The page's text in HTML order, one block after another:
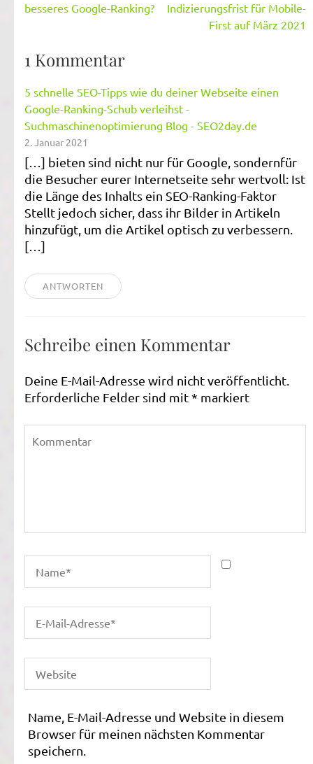
besseres Google-Ranking?
Indizierungsfrist für Mobile-
First auf März 2021
1 Kommentar
5 schnelle SEO-Tipps wie du deiner Webseite einen
Google-Ranking-Schub verleihst -
Suchmaschinenoptimierung Blog - SEO2day.de
2. Januar 2021
[…] bieten sind nicht nur für Google, sondernfür
die Besucher eurer Internetseite sehr wertvoll: Ist
die Länge des Inhalts ein SEO-Ranking-Faktor
Stellt jedoch sicher, dass ihr Bilder in Artikeln
hinzufügt, um die Artikel optisch zu verbessern.
[…]
ANTWORTEN
Schreibe einen Kommentar
Deine E-Mail-Adresse wird nicht veröffentlicht.
Erforderliche Felder sind mit* markiert
Name, E-Mail-Adresse und Website in diesem
Browser für meinen nächsten Kommentar
speichern.